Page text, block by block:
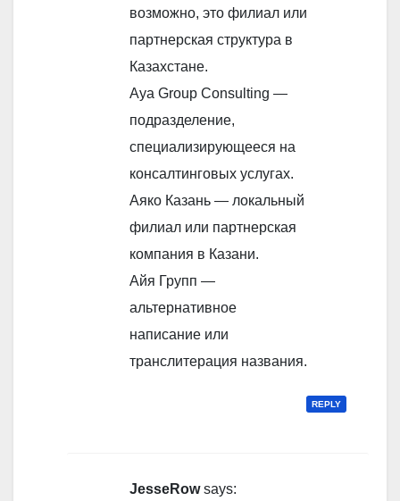
возможно, это филиал или
партнерская структура в
Казахстане.
Aya Group Consulting —
подразделение,
специализирующееся на
консалтинговых услугах.
Аяко Казань — локальный
филиал или партнерская
компания в Казани.
Айя Групп —
альтернативное
написание или
транслитерация названия.
REPLY
JesseRow says: